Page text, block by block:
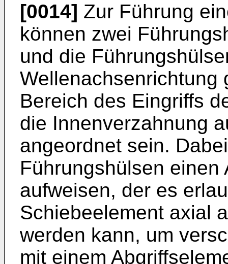
[0014] Zur Führung
können zwei
und die
Wellenachsenrichtung
Bereich des Eingriffs
die Innenverzahnung
angeordnet sein.
Führungshülsen einen
aufweisen, der es
Schiebeelement axial
werden kann, um
mit einem